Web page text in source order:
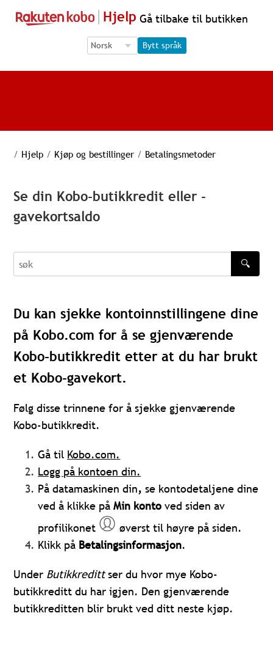
Hjelp Gå tilbake til butikken
Language Selection
Language Selection
Bytt språk
/ Hjelp / Kjøp og bestillinger / Betalingsmetoder
Se din Kobo-butikkredit eller -
gavekortsaldo
søk
🔍
Du kan sjekke kontoinnstillingene dine
på Kobo.com for å se gjenværende
Kobo-butikkredit etter at du har brukt
et Kobo-gavekort.
Følg disse trinnene for å sjekke gjenværende
Kobo-butikkredit.
Gå til Kobo.com.
Logg på kontoen din.
På datamaskinen din,se kontodetaljene dine
ved å klikke på Min konto ved siden av
profilikonet
øverst til høyre på siden.
Klikk på Betalingsinformasjon.
Under Butikkredittser du hvor mye Kobo-
butikkreditt du har igjen. Den gjenværende
butikkreditten blir brukt ved ditt neste kjøp.